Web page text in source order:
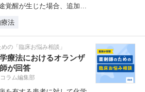
覚醒が生じた場合、追加で
法
の「臨床お悩み相談」
療法におけるオランザ
が回答
ラム編集部